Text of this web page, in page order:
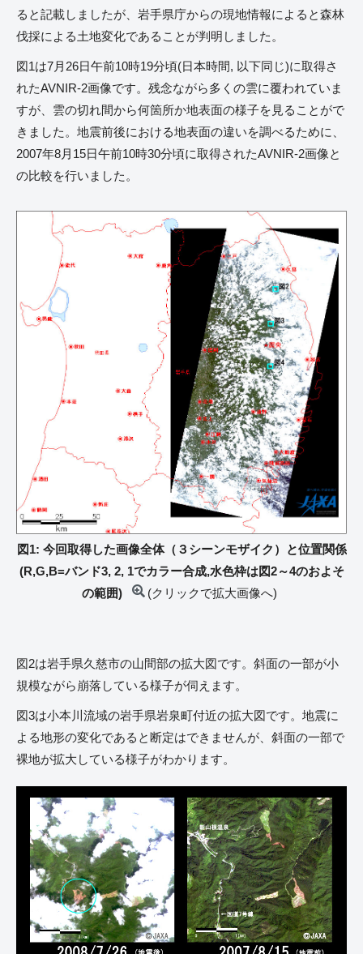
ると記載しましたが、岩手県庁からの現地情報によると森林
伐採による土地変化であることが判明しました。
図1は7月26日午前10時19分頃(日本時間, 以下同じ)に取得さ
れたAVNIR-2画像です。残念ながら多くの雲に覆われていま
すが、雲の切れ間から何箇所か地表面の様子を見ることがで
きました。地震前後における地表面の違いを調べるために、
2007年8月15日午前10時30分頃に取得されたAVNIR-2画像と
の比較を行いました。
図1: 今回取得した画像全体（３シーンモザイク）と位置関係
(R,G,B=バンド3, 2, 1でカラー合成,水色枠は図2～4のおよそ
の範囲)
(クリックで拡大画像へ)
図2は岩手県久慈市の山間部の拡大図です。斜面の一部が小
規模ながら崩落している様子が伺えます。
図3は小本川流域の岩手県岩泉町付近の拡大図です。地震に
よる地形の変化であると断定はできませんが、斜面の一部で
裸地が拡大している様子がわかります。